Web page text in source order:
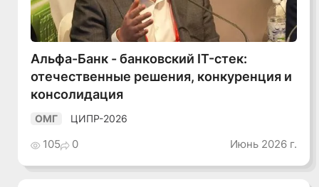
Альфа-Банк - банковский IT-стек:
отечественные решения, конкуренция и
консолидация
ОМГ ЦИПР-2026
105 0 Июнь 2026 г.